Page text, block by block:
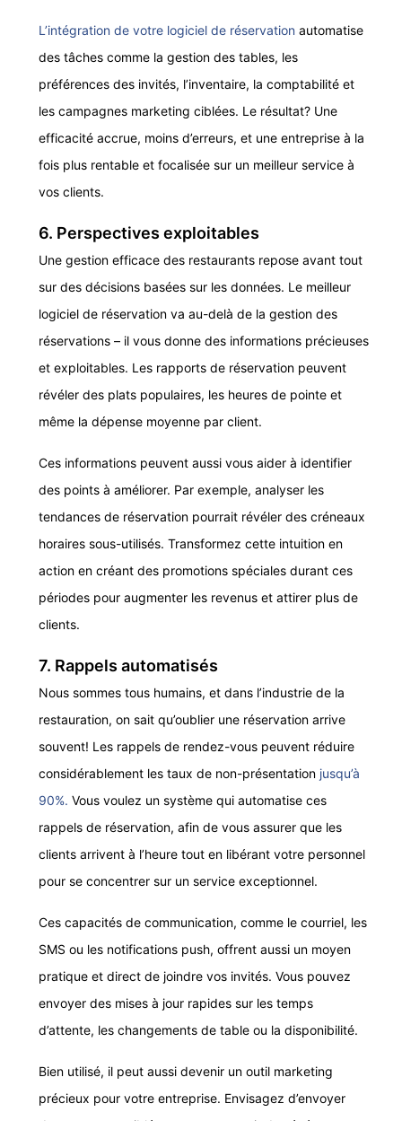
L’intégration de votre logiciel de réservation automatise
des tâches comme la gestion des tables, les
préférences des invités, l’inventaire, la comptabilité et
les campagnes marketing ciblées. Le résultat? Une
efficacité accrue, moins d’erreurs, et une entreprise à la
fois plus rentable et focalisée sur un meilleur service à
vos clients.
6. Perspectives exploitables
Une gestion efficace des restaurants repose avant tout
sur des décisions basées sur les données. Le meilleur
logiciel de réservation va au-delà de la gestion des
réservations – il vous donne des informations précieuses
et exploitables. Les rapports de réservation peuvent
révéler des plats populaires, les heures de pointe et
même la dépense moyenne par client.
Ces informations peuvent aussi vous aider à identifier
des points à améliorer. Par exemple, analyser les
tendances de réservation pourrait révéler des créneaux
horaires sous-utilisés. Transformez cette intuition en
action en créant des promotions spéciales durant ces
périodes pour augmenter les revenus et attirer plus de
clients.
7. Rappels automatisés
Nous sommes tous humains, et dans l’industrie de la
restauration, on sait qu’oublier une réservation arrive
souvent! Les rappels de rendez-vous peuvent réduire
considérablement les taux de non-présentation jusqu’à
90%. Vous voulez un système qui automatise ces
rappels de réservation, afin de vous assurer que les
clients arrivent à l’heure tout en libérant votre personnel
pour se concentrer sur un service exceptionnel.
Ces capacités de communication, comme le courriel, les
SMS ou les notifications push, offrent aussi un moyen
pratique et direct de joindre vos invités. Vous pouvez
envoyer des mises à jour rapides sur les temps
d’attente, les changements de table ou la disponibilité.
Bien utilisé, il peut aussi devenir un outil marketing
précieux pour votre entreprise. Envisagez d’envoyer